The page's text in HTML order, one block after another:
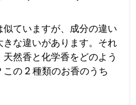
ていますが、成分の違い
な違いがあります。それ
然香と化学香をどのよう
の 2 種類のお香のうち